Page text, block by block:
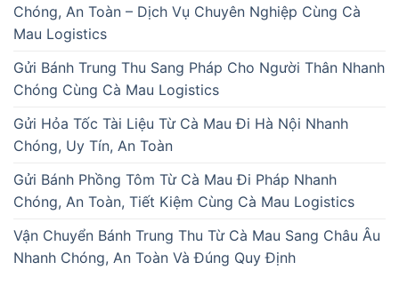
Chóng, An Toàn – Dịch Vụ Chuyên Nghiệp Cùng Cà
Mau Logistics
Gửi Bánh Trung Thu Sang Pháp Cho Người Thân Nhanh
Chóng Cùng Cà Mau Logistics
Gửi Hỏa Tốc Tài Liệu Từ Cà Mau Đi Hà Nội Nhanh
Chóng, Uy Tín, An Toàn
Gửi Bánh Phồng Tôm Từ Cà Mau Đi Pháp Nhanh
Chóng, An Toàn, Tiết Kiệm Cùng Cà Mau Logistics
Vận Chuyển Bánh Trung Thu Từ Cà Mau Sang Châu Âu
Nhanh Chóng, An Toàn Và Đúng Quy Định